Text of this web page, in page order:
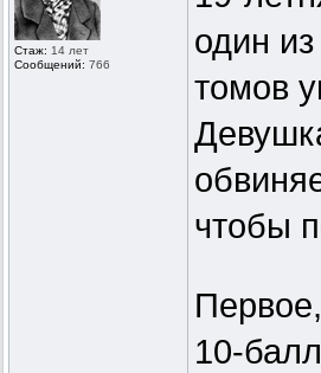
Стаж: 14 лет
Сообщений: 766
один
томов
чтобы
10-